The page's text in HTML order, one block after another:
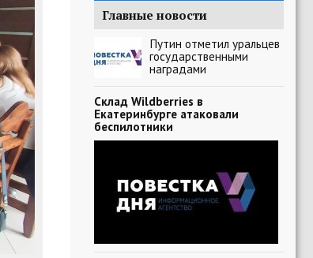
Главные новости
Путин отметил уральцев
государственными
наградами
Склад Wildberries в
Екатеринбурге атаковали
беспилотники